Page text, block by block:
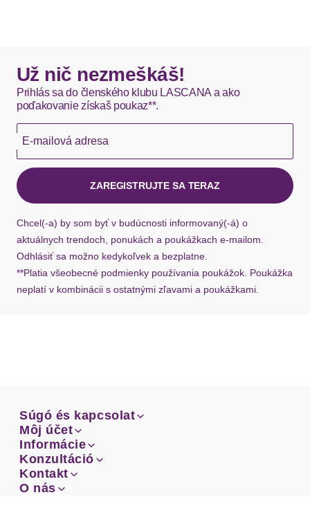
Okamžite dostupné položky sú zvyčajne doručené
kuriérom DHL do 1-3 pracovných dní.
Hermes - 0,00 EUR
Okamžite dostupné položky sú zvyčajne doručené
kuriérom Hermes do 1-3 pracovných dní.
Už nič nezmeškáš!
Prihlás sa do členského klubu LASCANA a ako
poďakovanie získaš poukaz**.
E-mailová adresa
ZAREGISTRUJTE SA TERAZ
Chcel(-a) by som byť v budúcnosti informovaný(-á) o
aktuálnych trendoch, ponukách a poukážkach e-mailom.
Odhlásiť sa možno kedykoľvek a bezplatne.
**Platia všeobecné podmienky používania poukážok. Poukážka
neplatí v kombinácii s ostatnými zľavami a poukážkami.
Súgó és kapcsolat
Email
Facebook
Instagram
Súgó és kapcsolat
Email
Facebook
Môj účet
Prehľad objednávok
Môj účet
Prehľad objednávok
Informácie
Doprava
Platba
Informácie
Doprava
Konzultáció
Sprievodca-veľkosťami
Konzultáció
Kontakt
Zákaznícke oddelenie
Kontakt
O nás